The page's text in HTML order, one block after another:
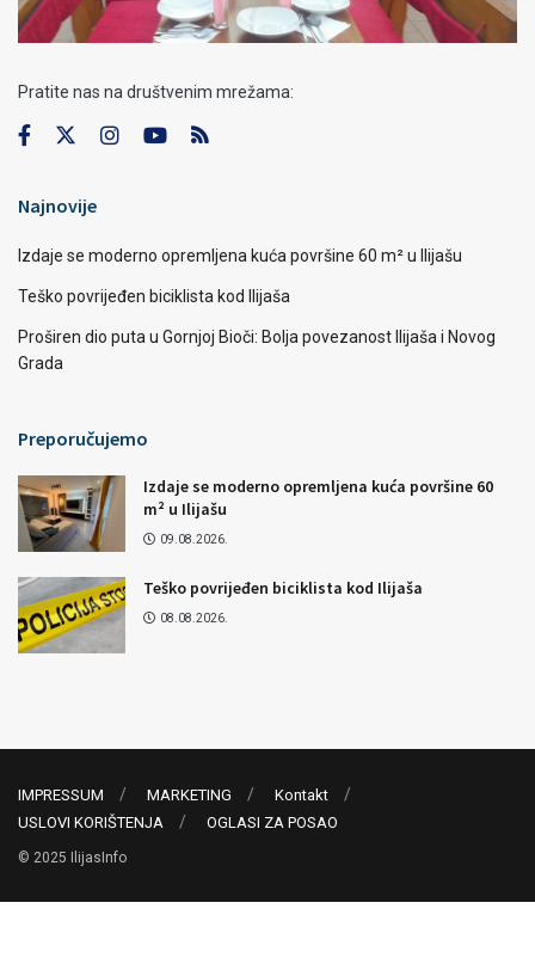
Pratite nas na društvenim mrežama:
Najnovije
Izdaje se moderno opremljena kuća površine 60 m² u Ilijašu
Teško povrijeđen biciklista kod Ilijaša
Proširen dio puta u Gornjoj Bioči: Bolja povezanost Ilijaša i Novog
Grada
Preporučujemo
Izdaje se moderno opremljena kuća površine 60
m² u Ilijašu
09.08.2026.
Teško povrijeđen biciklista kod Ilijaša
08.08.2026.
IMPRESSUM MARKETING
Kontakt
USLOVI KORIŠTENJA
OGLASI ZA POSAO
© 2025 IlijasInfo